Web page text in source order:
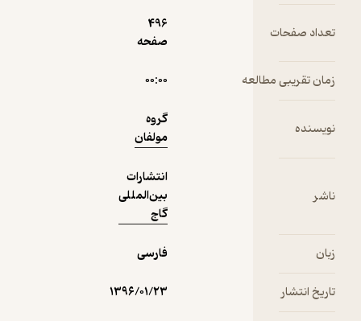
تعداد صفحات
496
صفحه
زمان تقریبی مطالعه ۰۰:۰۰
نویسنده
گروه
مولفان
ناشر
انتشارات
بین‌المللی
گاج
زبان فارسی
تاریخ انتشار ۱۳۹۶/۰۱/۲۳